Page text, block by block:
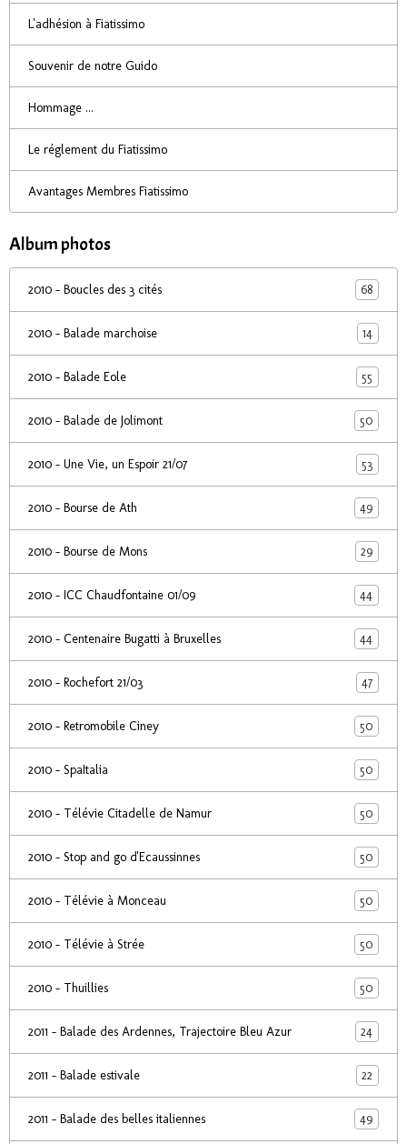
L'adhésion à Fiatissimo
Souvenir de notre Guido
Hommage ...
Le réglement du Fiatissimo
Avantages Membres Fiatissimo
Album photos
2010 - Boucles des 3 cités 68
2010 - Balade marchoise 14
2010 - Balade Eole 55
2010 - Balade de Jolimont 50
2010 - Une Vie, un Espoir 21/07 53
2010 - Bourse de Ath 49
2010 - Bourse de Mons 29
2010 - ICC Chaudfontaine 01/09 44
2010 - Centenaire Bugatti à Bruxelles 44
2010 - Rochefort 21/03 47
2010 - Retromobile Ciney 50
2010 - SpaItalia 50
2010 - Télévie Citadelle de Namur 50
2010 - Stop and go d'Ecaussinnes 50
2010 - Télévie à Monceau 50
2010 - Télévie à Strée 50
2010 - Thuillies 50
2011 - Balade des Ardennes, Trajectoire Bleu Azur 24
2011 - Balade estivale 22
2011 - Balade des belles italiennes 49